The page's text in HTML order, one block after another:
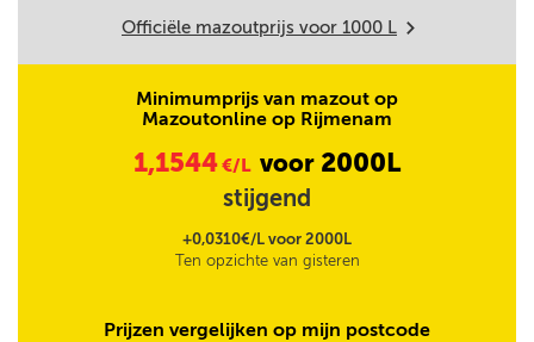
Officiële mazoutprijs voor 1000 L m
Minimumprijs van mazout op
Mazoutonline op Rijmenam
1,1544€/L voor 2000L
stijgend
+0,0310€/L voor 2000L
Ten opzichte van gisteren
Prijzen vergelijken op mijn postcode